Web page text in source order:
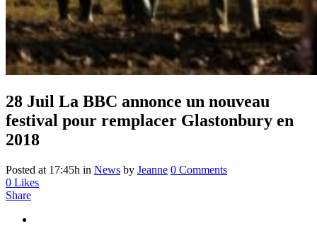
28 Juil La BBC annonce un nouveau
festival pour remplacer Glastonbury en
2018
Posted at 17:45h in News by Jeanne 0 Comments
0 Likes
Share